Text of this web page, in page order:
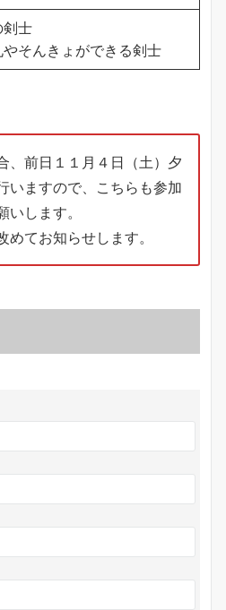
剣士
やそんきょができる剣士
、前日１１月４日（土）夕
いますので、こちらも参加
いします。
めてお知らせします。